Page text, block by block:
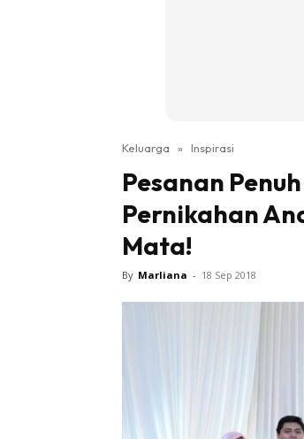
Keluarga » Inspirasi
Pesanan
Pernikahan
Mata!
By Marliana - 18 Sep 2018